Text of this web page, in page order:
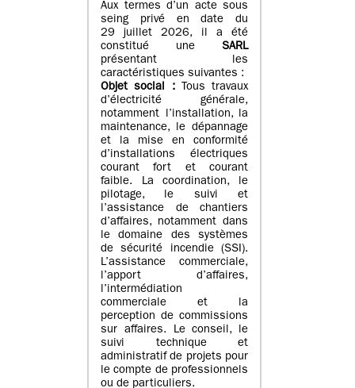
Aux termes d’un acte sous
seing privé en date du
29 juillet 2026, il a été
constitué une SARL
présentant les
caractéristiques suivantes :
Objet social :
Tous travaux
d’électricité générale,
notamment l’installation, la
maintenance, le dépannage
et la mise en conformité
d’installations électriques
courant fort et courant
faible. La coordination, le
pilotage, le suivi et
l’assistance de chantiers
d’affaires, notamment dans
le domaine des systèmes
de sécurité incendie (SSI).
L’assistance commerciale,
l’apport d’affaires,
l’intermédiation
commerciale et la
perception de commissions
sur affaires. Le conseil, le
suivi technique et
administratif de projets pour
le compte de professionnels
ou de particuliers.